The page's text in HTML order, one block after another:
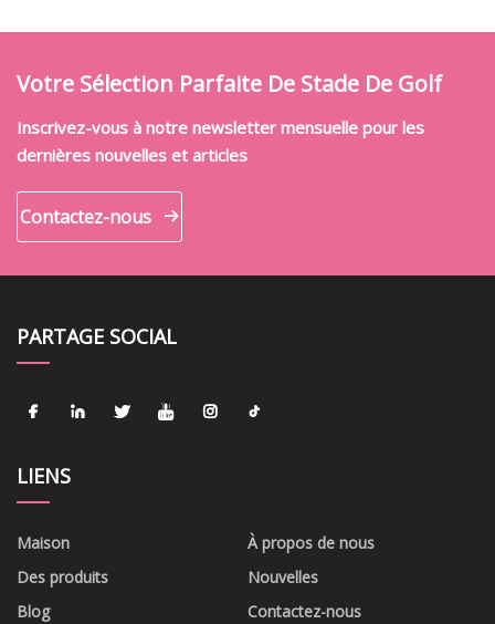
Votre Sélection Parfaite De Stade De Golf
Inscrivez-vous à notre newsletter mensuelle pour les
dernières nouvelles et articles
Contactez-nous
PARTAGE SOCIAL
LIENS
Maison
À propos de nous
Des produits
Nouvelles
Blog
Contactez-nous